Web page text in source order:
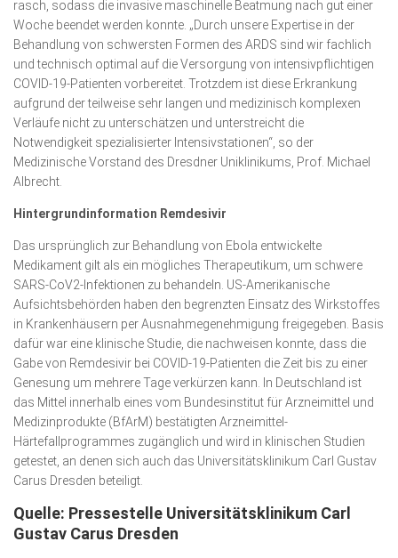
rasch, sodass die invasive maschinelle Beatmung nach gut einer
Woche beendet werden konnte. „Durch unsere Expertise in der
Behandlung von schwersten Formen des ARDS sind wir fachlich
und technisch optimal auf die Versorgung von intensivpflichtigen
COVID-19-Patienten vorbereitet. Trotzdem ist diese Erkrankung
aufgrund der teilweise sehr langen und medizinisch komplexen
Verläufe nicht zu unterschätzen und unterstreicht die
Notwendigkeit spezialisierter Intensivstationen“, so der
Medizinische Vorstand des Dresdner Uniklinikums, Prof. Michael
Albrecht.
Hintergrundinformation Remdesivir
Das ursprünglich zur Behandlung von Ebola entwickelte
Medikament gilt als ein mögliches Therapeutikum, um schwere
SARS-CoV2-Infektionen zu behandeln. US-Amerikanische
Aufsichtsbehörden haben den begrenzten Einsatz des Wirkstoffes
in Krankenhäusern per Ausnahmegenehmigung freigegeben. Basis
dafür war eine klinische Studie, die nachweisen konnte, dass die
Gabe von Remdesivir bei COVID-19-Patienten die Zeit bis zu einer
Genesung um mehrere Tage verkürzen kann. In Deutschland ist
das Mittel innerhalb eines vom Bundesinstitut für Arzneimittel und
Medizinprodukte (BfArM) bestätigten Arzneimittel-
Härtefallprogrammes zugänglich und wird in klinischen Studien
getestet, an denen sich auch das Universitätsklinikum Carl Gustav
Carus Dresden beteiligt.
Quelle: Pressestelle Universitätsklinikum Carl
Gustav Carus Dresden